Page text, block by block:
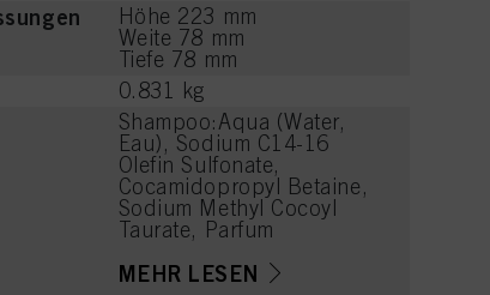
Höhe 223 mm
Weite 78 mm
Tiefe 78 mm
0.831 kg
Shampoo:Aqua (Water,
Eau), Sodium C14-16
Olefin Sulfonate,
Cocamidopropyl Betaine,
Sodium Methyl Cocoyl
Taurate, Parfum
Chloride, PEG-7 Glyceryl
MEHR LESEN